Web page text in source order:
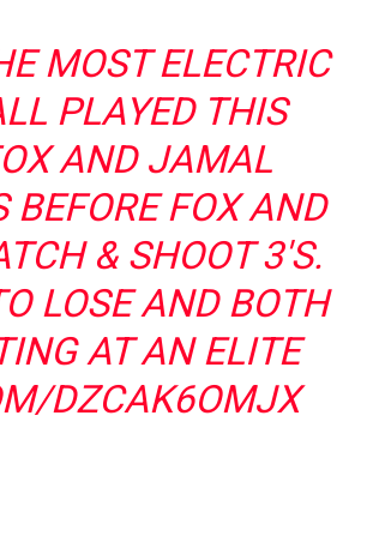
MOST ELECTRIC
PLAYED THIS
AND JAMAL
BEFORE FOX AND
& SHOOT 3'S.
LOSE AND BOTH
AT AN ELITE
DZCAK6OMJX